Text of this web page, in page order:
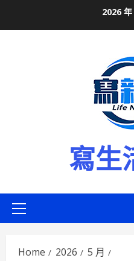
2026
寫生
Primary
Home 2026
5 月